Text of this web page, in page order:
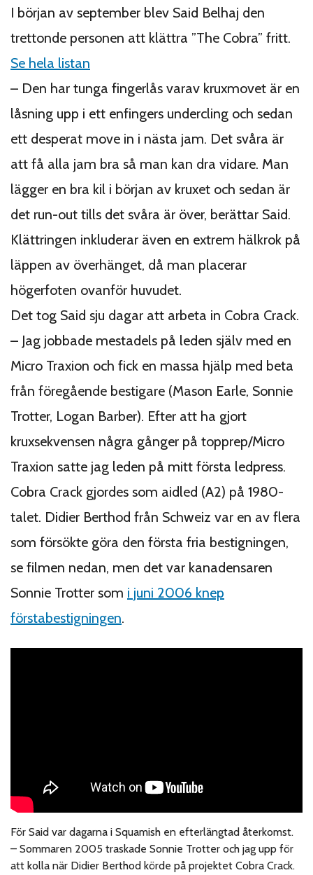
I början av september blev Said Belhaj den
trettonde personen att klättra ”The Cobra” fritt.
Se hela listan
– Den har tunga fingerlås varav kruxmovet är en
låsning upp i ett enfingers undercling och sedan
ett desperat move in i nästa jam. Det svåra är
att få alla jam bra så man kan dra vidare. Man
lägger en bra kil i början av kruxet och sedan är
det run-out tills det svåra är över, berättar Said.
Klättringen inkluderar även en extrem hälkrok på
läppen av överhänget, då man placerar
högerfoten ovanför huvudet.
Det tog Said sju dagar att arbeta in Cobra Crack.
– Jag jobbade mestadels på leden själv med en
Micro Traxion och fick en massa hjälp med beta
från föregående bestigare (Mason Earle, Sonnie
Trotter, Logan Barber). Efter att ha gjort
kruxsekvensen några gånger på topprep/Micro
Traxion satte jag leden på mitt första ledpress.
Cobra Crack gjordes som aidled (A2) på 1980-
talet. Didier Berthod från Schweiz var en av flera
som försökte göra den första fria bestigningen,
se filmen nedan, men det var kanadensaren
Sonnie Trotter som i juni 2006 knep
förstabestigningen.
För Said var dagarna i Squamish en efterlängtad återkomst.
– Sommaren 2005 traskade Sonnie Trotter och jag upp för
att kolla när Didier Berthod körde på projektet Cobra Crack.